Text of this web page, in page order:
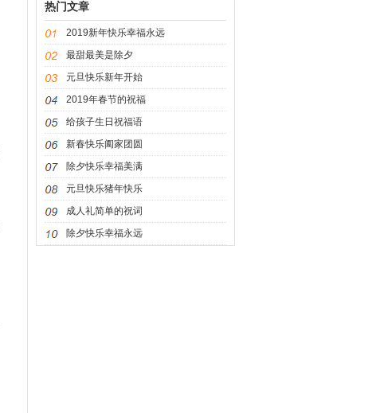
热门文章
2019新年快乐幸福永远
最甜最美是除夕
元旦快乐新年开始
2019年春节的祝福
给孩子生日祝福语
新春快乐阖家团圆
除夕快乐幸福美满
元旦快乐猪年快乐
成人礼简单的祝词
除夕快乐幸福永远